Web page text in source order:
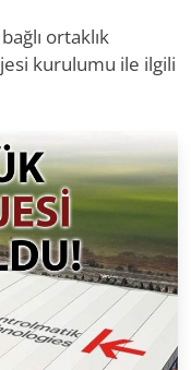
ortaklık
kurulumu ile ilgili